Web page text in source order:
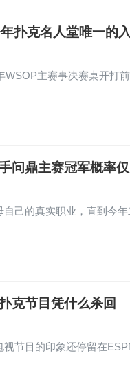
扑克名人堂唯一的
WSOP主赛事决赛桌开打前
问鼎主赛冠军概率仅
自己的真实职业，直到今
克节目凭什么杀回
视节目的印象还停留在